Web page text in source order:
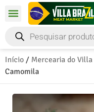
Início / Mercearia do Villa
Camomila